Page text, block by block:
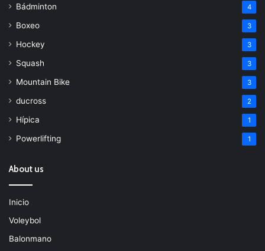
Bádminton 4
Boxeo 3
Hockey 3
Squash 3
Mountain Bike 3
ducross 2
Hípica 1
Powerlifting 1
About us
Inicio
Voleybol
Balonmano